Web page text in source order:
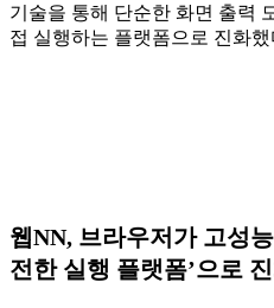
기술을 통해 단순한 화면 출력
접 실행하는 플랫폼으로 진화했
웹NN, 브라우저가 고성
전한 실행 플랫폼’으로